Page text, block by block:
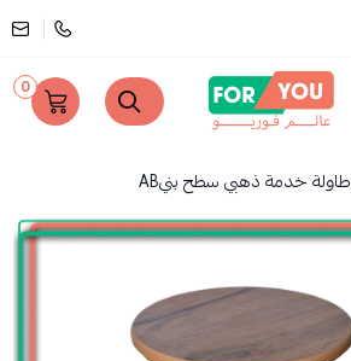
عالم فوريو
0
طاولة خدمة ذهبي سطح بنيAB